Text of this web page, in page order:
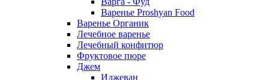
Варенье Proshyan Food
Варенье Органик
Лечебное варенье
Лечебный конфитюр
Фруктовое пюре
Джем
Иджеван